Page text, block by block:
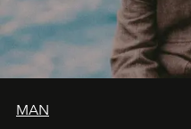
MAN